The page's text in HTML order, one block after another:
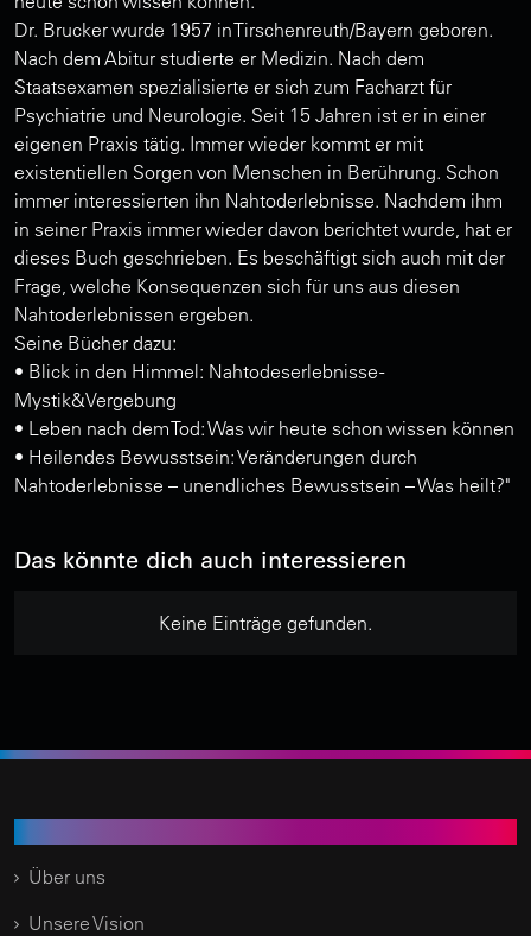
Dr. Brucker wurde 1957 in Tirschenreuth/Bayern geboren.
Nach dem Abitur studierte er Medizin. Nach dem
Staatsexamen spezialisierte er sich zum Facharzt für
Psychiatrie und Neurologie. Seit 15 Jahren ist er in einer
eigenen Praxis tätig. Immer wieder kommt er mit
existentiellen Sorgen von Menschen in Berührung. Schon
immer interessierten ihn Nahtoderlebnisse. Nachdem ihm
in seiner Praxis immer wieder davon berichtet wurde, hat er
dieses Buch geschrieben. Es beschäftigt sich auch mit der
Frage, welche Konsequenzen sich für uns aus diesen
Nahtoderlebnissen ergeben.
Seine Bücher dazu:
• Blick in den Himmel: Nahtodeserlebnisse -
Mystik&Vergebung
• Leben nach dem Tod: Was wir heute schon wissen können
• Heilendes Bewusstsein: Veränderungen durch
Nahtoderlebnisse – unendliches Bewusstsein – Was heilt?"
Das könnte dich auch interessieren
Keine Einträge gefunden.
Über uns
Unsere Vision